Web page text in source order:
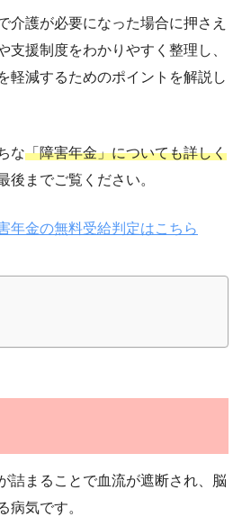
介護が必要になった場合に押さえ
支援制度をわかりやすく整理し、
軽減するためのポイントを解説し
な「障害年金」についても詳しく
後までご覧ください。
年金の無料受給判定はこちら
詰まることで血流が遮断され、脳
病気です。